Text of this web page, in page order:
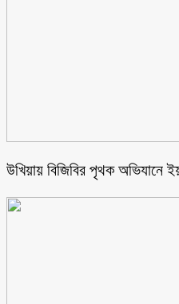
উখিয়ায় বিজিবির পৃথক অভিযানে